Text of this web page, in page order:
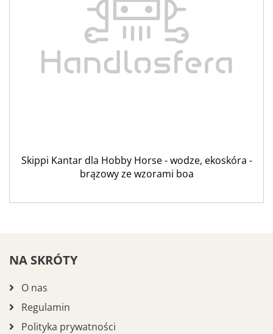
Skippi Kantar dla Hobby Horse - wodze, ekoskóra -
brązowy ze wzorami boa
NA SKRÓTY
O nas
Regulamin
Polityka prywatności